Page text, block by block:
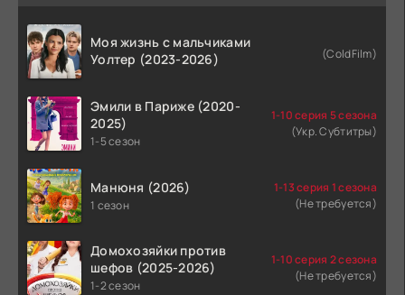
Моя жизнь с мальчиками
Уолтер (2023-2026)
(ColdFilm)
Эмили в Париже (2020-
2025)
1-5 сезон
1-10 серия 5 сезона
(Укр. Субтитры)
Манюня (2026)
1 сезон
1-13 серия 1 сезона
(Не требуется)
Домохозяйки против
шефов (2025-2026)
1-2 сезон
1-10 серия 2 сезона
(Не требуется)